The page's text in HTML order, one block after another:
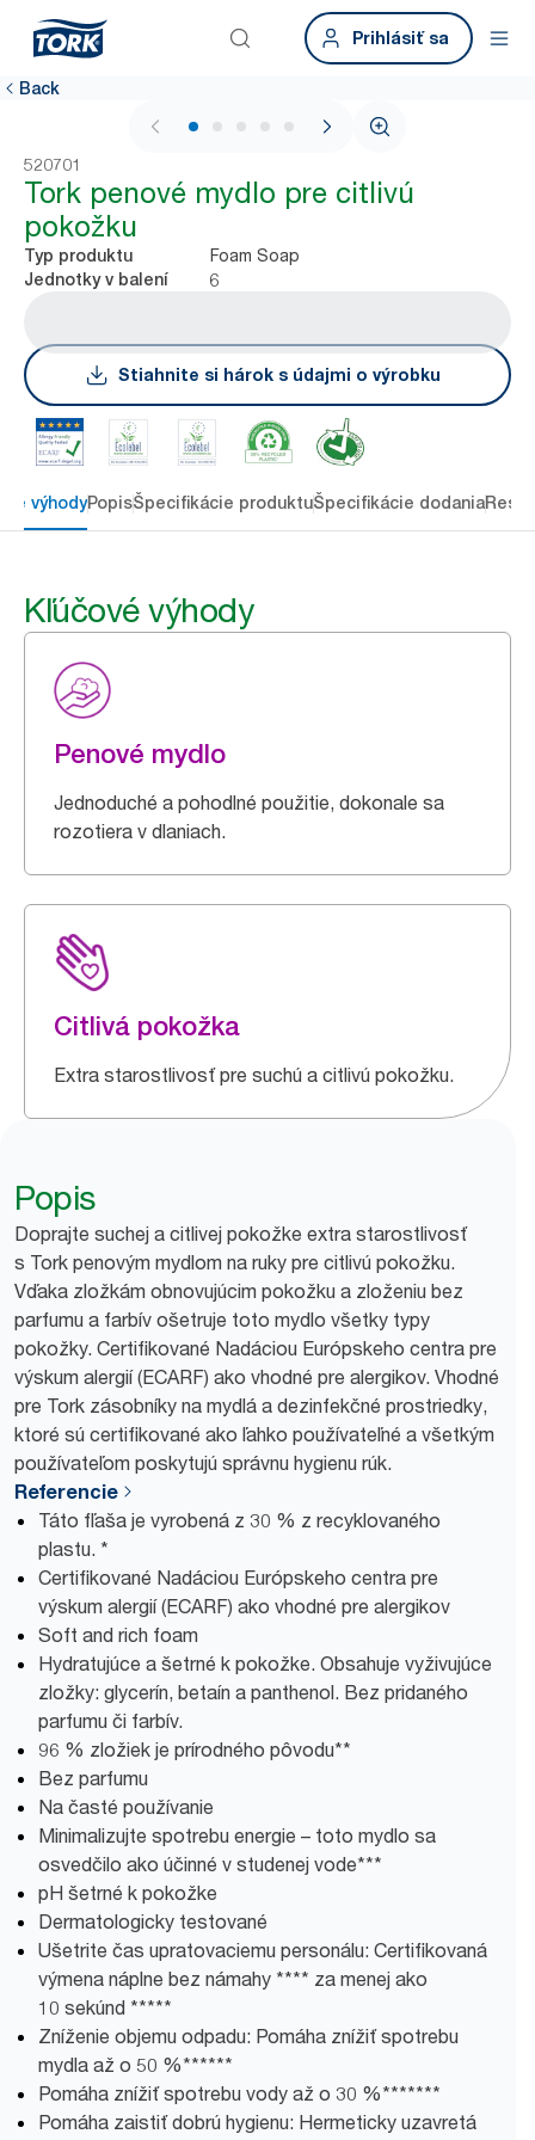
Prihlásiť sa
Back
1 / 6
520701
Tork penové mydlo pre citlivú
pokožku
Typ produktu Foam Soap
Jednotky v balení 6
Stiahnite si hárok s údajmi o výrobku
výhodyPopisŠpecifikácie produktuŠpecifikácie dodania
Kľúčové výhody
Penové mydlo
Jednoduché a pohodlné použitie, dokonale sa
rozotiera v dlaniach.
Citlivá pokožka
Extra starostlivosť pre suchú a citlivú pokožku.
Popis
Doprajte suchej a citlivej pokožke extra starostlivosť
s Tork penovým mydlom na ruky pre citlivú pokožku.
Vďaka zložkám obnovujúcim pokožku a zloženiu bez
parfumu a farbív ošetruje toto mydlo všetky typy
pokožky. Certifikované Nadáciou Európskeho centra pre
výskum alergií (ECARF) ako vhodné pre alergikov. Vhodné
pre Tork zásobníky na mydlá a dezinfekčné prostriedky,
ktoré sú certifikované ako ľahko používateľné a všetkým
používateľom poskytujú správnu hygienu rúk.
Referencie
Táto fľaša je vyrobená z 30 % z recyklovaného
plastu. *
Certifikované Nadáciou Európskeho centra pre
výskum alergií (ECARF) ako vhodné pre alergikov
Soft and rich foam
Hydratujúce a šetrné k pokožke. Obsahuje vyživujúce
zložky: glycerín, betaín a panthenol. Bez pridaného
parfumu či farbív.
96 % zložiek je prírodného pôvodu**
Bez parfumu
Na časté používanie
Minimalizujte spotrebu energie – toto mydlo sa
osvedčilo ako účinné v studenej vode***
pH šetrné k pokožke
Dermatologicky testované
Ušetrite čas upratovaciemu personálu: Certifikovaná
výmena náplne bez námahy **** za menej ako
10 sekúnd *****
Zníženie objemu odpadu: Pomáha znížiť spotrebu
mydla až o 50 %******
Pomáha znížiť spotrebu vody až o 30 %*******
Pomáha zaistiť dobrú hygienu: Hermeticky uzavretá